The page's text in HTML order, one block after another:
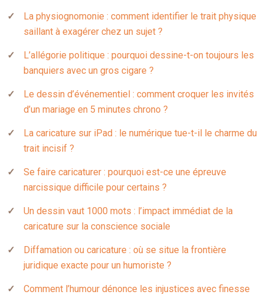
La physiognomonie : comment identifier le trait physique
saillant à exagérer chez un sujet ?
L’allégorie politique : pourquoi dessine-t-on toujours les
banquiers avec un gros cigare ?
Le dessin d’événementiel : comment croquer les invités
d’un mariage en 5 minutes chrono ?
La caricature sur iPad : le numérique tue-t-il le charme du
trait incisif ?
Se faire caricaturer : pourquoi est-ce une épreuve
narcissique difficile pour certains ?
Un dessin vaut 1000 mots : l’impact immédiat de la
caricature sur la conscience sociale
Diffamation ou caricature : où se situe la frontière
juridique exacte pour un humoriste ?
Comment l’humour dénonce les injustices avec finesse